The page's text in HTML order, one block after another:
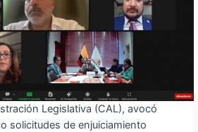
Legislativa (CAL), avocó
solicitudes de enjuiciamiento